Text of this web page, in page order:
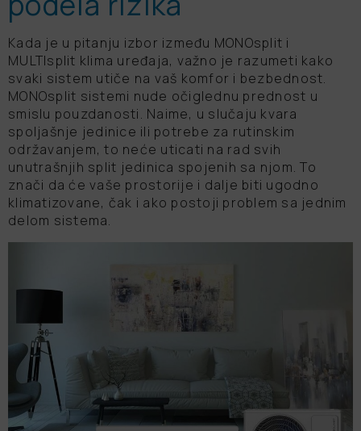
Kada je u pitanju izbor između MONOsplit i
MULTIsplit klima uređaja, važno je razumeti kako
svaki sistem utiče na vaš komfor i bezbednost.
MONOsplit sistemi nude očiglednu prednost u
smislu pouzdanosti. Naime, u slučaju kvara
spoljašnje jedinice ili potrebe za rutinskim
održavanjem, to neće uticati na rad svih
unutrašnjih split jedinica spojenih sa njom. To
znači da će vaše prostorije i dalje biti ugodno
klimatizovane, čak i ako postoji problem sa jednim
delom sistema.
Koristi R290, prirodni radni medijum
za optimalnu udobnost i usklađenost
s evropskim propisima
Funkcija samočišćenja
Wi-Fi
Višesmerni protok vazduha
Funkcija samočišćenja
Opciono Wi-Fi upravljanje
pomoć sistema Amazon Alexa ili
Veoma visok stepen energetske
efikasnosti
Prošireni radni raspon pri spoljašnjim
temperaturama od -30 do +50 °C
Upravljanje nivoom vlažnosti vazduha
Wi-Fi / Pametno upravljanje putem
aplikacije ili glasovne kontrole uz
pomoć sistema Amazon Alexa ili
Google Assistant